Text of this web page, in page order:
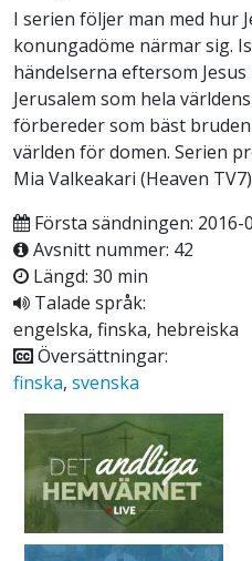
I serien följer man med hur
konungadöme närmar sig.
händelserna eftersom
Jerusalem som hela
förbereder som bäst
världen för domen. Serien
Mia Valkeakari (Heaven
Första sändningen: 2016-
Avsnitt nummer: 42
Längd: 30 min
Talade språk:
engelska, finska, hebreiska
Översättningar:
finska, svenska